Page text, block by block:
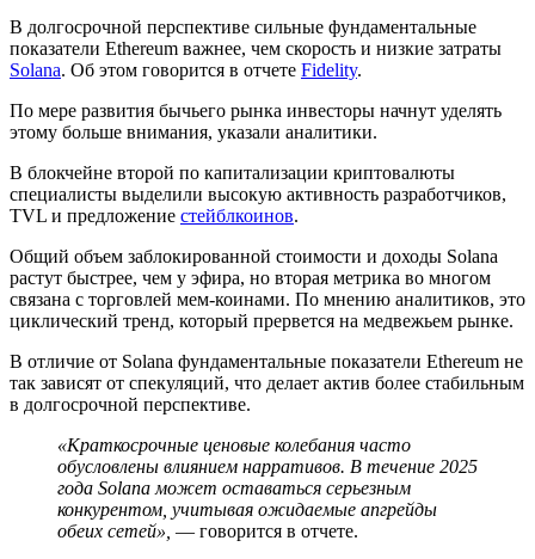
В долгосрочной перспективе сильные фундаментальные
показатели Ethereum важнее, чем скорость и низкие затраты
Solana. Об этом говорится в отчете Fidelity.
По мере развития бычьего рынка инвесторы начнут уделять
этому больше внимания, указали аналитики.
В блокчейне второй по капитализации криптовалюты
специалисты выделили высокую активность разработчиков,
TVL и предложение стейблкоинов.
Общий объем заблокированной стоимости и доходы Solana
растут быстрее, чем у эфира, но вторая метрика во многом
связана с торговлей мем-коинами. По мнению аналитиков, это
циклический тренд, который прервется на медвежьем рынке.
В отличие от Solana фундаментальные показатели Ethereum не
так зависят от спекуляций, что делает актив более стабильным
в долгосрочной перспективе.
«Краткосрочные ценовые колебания часто
обусловлены влиянием нарративов. В течение 2025
года Solana может оставаться серьезным
конкурентом, учитывая ожидаемые апгрейды
обеих сетей», — говорится в отчете.